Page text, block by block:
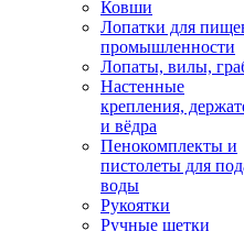
Ковши
Лопатки для
промышленности
Лопаты, вилы,
Настенные
крепления,
и вёдра
Пенокомплекты и
пистолеты для
воды
Рукоятки
Ручные щетки